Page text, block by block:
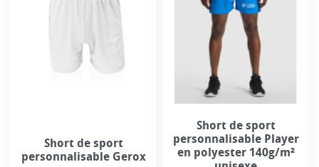
Short de sport
personnalisable Gerox
Short de sport
personnalisable Player
en polyester 140g/m²